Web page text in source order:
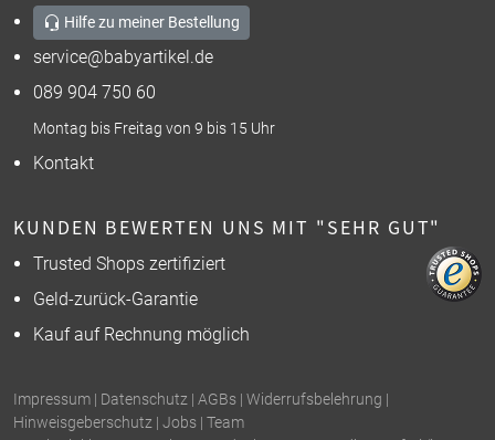
Hilfe zu meiner Bestellung
service@babyartikel.de
089 904 750 60
Montag bis Freitag von 9 bis 15 Uhr
Kontakt
KUNDEN BEWERTEN UNS MIT "SEHR GUT"
Trusted Shops zertifiziert
Geld-zurück-Garantie
Kauf auf Rechnung möglich
Impressum | Datenschutz | AGBs | Widerrufsbelehrung |
Hinweisgeberschutz | Jobs | Team